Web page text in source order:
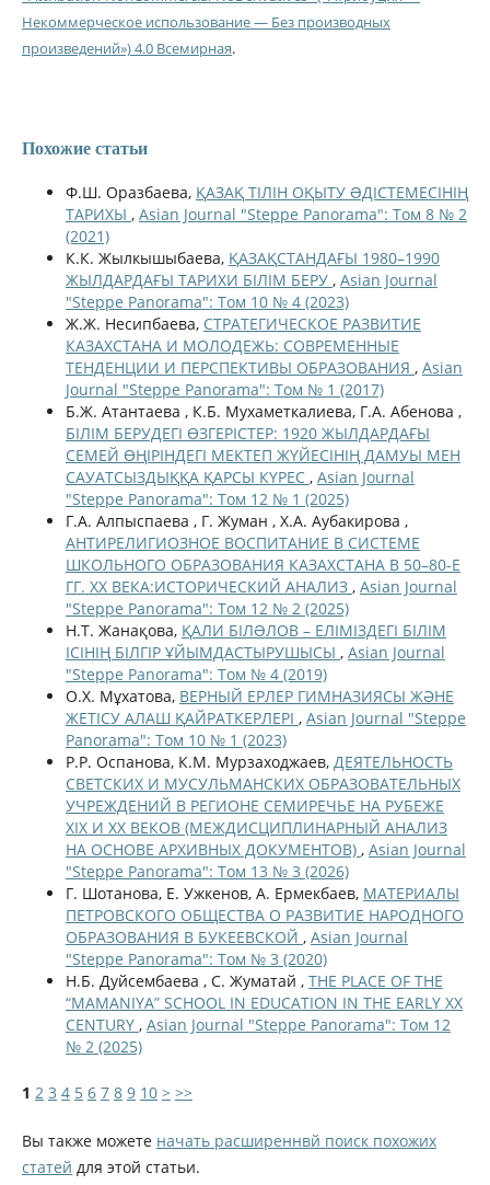
Некоммерческое использование — Без производных
произведений») 4.0 Всемирная.
Похожие статьи
Ф.Ш. Оразбаева, ҚАЗАҚ ТІЛІН ОҚЫТУ ƏДІСТЕМЕСІНІҢ
ТАРИХЫ , Asian Journal "Steppe Panorama": Том 8 № 2
(2021)
К.К. Жылкышыбаева, ҚАЗАҚСТАНДАҒЫ 1980–1990
ЖЫЛДАРДАҒЫ ТАРИХИ БІЛІМ БЕРУ , Asian Journal
"Steppe Panorama": Том 10 № 4 (2023)
Ж.Ж. Несипбаева, СТРАТЕГИЧЕСКОЕ РАЗВИТИЕ
КАЗАХСТАНА И МОЛОДЕЖЬ: СОВРЕМЕННЫЕ
ТЕНДЕНЦИИ И ПЕРСПЕКТИВЫ ОБРАЗОВАНИЯ , Asian
Journal "Steppe Panorama": Том № 1 (2017)
Б.Ж. Атантаева , К.Б. Мухаметкалиева, Г.А. Абенова ,
БІЛІМ БЕРУДЕГІ ӨЗГЕРІСТЕР: 1920 ЖЫЛДАРДАҒЫ
СЕМЕЙ ӨҢІРІНДЕГІ МЕКТЕП ЖҮЙЕСІНІҢ ДАМУЫ МЕН
САУАТСЫЗДЫҚҚА ҚАРСЫ КҮРЕС , Asian Journal
"Steppe Panorama": Том 12 № 1 (2025)
Г.А. Алпыспаева , Г. Жуман , Х.А. Аубакирова ,
АНТИРЕЛИГИОЗНОЕ ВОСПИТАНИЕ В СИСТЕМЕ
ШКОЛЬНОГО ОБРАЗОВАНИЯ КАЗАХСТАНА В 50–80-Е
ГГ. ХХ ВЕКА:ИСТОРИЧЕСКИЙ АНАЛИЗ , Asian Journal
"Steppe Panorama": Том 12 № 2 (2025)
Н.Т. Жанақова, ҚАЛИ БІЛƏЛОВ – ЕЛІМІЗДЕГІ БІЛІМ
ІСІНІҢ БІЛГІР ҰЙЫМДАСТЫРУШЫСЫ , Asian Journal
"Steppe Panorama": Том № 4 (2019)
О.Х. Мұхатова, ВЕРНЫЙ ЕРЛЕР ГИМНАЗИЯСЫ ЖӘНЕ
ЖЕТІСУ АЛАШ ҚАЙРАТКЕРЛЕРІ , Asian Journal "Steppe
Panorama": Том 10 № 1 (2023)
Р.Р. Оспанова, К.М. Мурзаходжаев, ДЕЯТЕЛЬНОСТЬ
СВЕТСКИХ И МУСУЛЬМАНСКИХ ОБРАЗОВАТЕЛЬНЫХ
УЧРЕЖДЕНИЙ В РЕГИОНЕ СЕМИРЕЧЬЕ НА РУБЕЖЕ
XIX И XX ВЕКОВ (МЕЖДИСЦИПЛИНАРНЫЙ АНАЛИЗ
НА ОСНОВЕ АРХИВНЫХ ДОКУМЕНТОВ) , Asian Journal
"Steppe Panorama": Том 13 № 3 (2026)
Г. Шотанова, Е. Ужкенов, А. Ермекбаев, МАТЕРИАЛЫ
ПЕТРОВСКОГО ОБЩЕСТВА О РАЗВИТИЕ НАРОДНОГО
ОБРАЗОВАНИЯ В БУКЕЕВСКОЙ , Asian Journal
"Steppe Panorama": Том № 3 (2020)
Н.Б. Дуйсембаева , С. Жуматай , THE PLACE OF THE
“MAMANIYA” SCHOOL IN EDUCATION IN THE EARLY XX
CENTURY , Asian Journal "Steppe Panorama": Том 12
№ 2 (2025)
1 2 3 4 5 6 7 8 9 10 > >>
Вы также можете начать расширеннвй поиск похожих
статей для этой статьи.